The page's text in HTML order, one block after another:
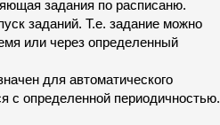
задания по расписаню.
заданий. Т.е. задание можно
или через определенный
для автоматического
с определенной периодичностью.